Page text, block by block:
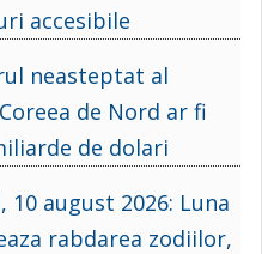
accesibile
neasteptat al
de Nord ar fi
de dolari
august 2026: Luna
rabdarea zodiilor,